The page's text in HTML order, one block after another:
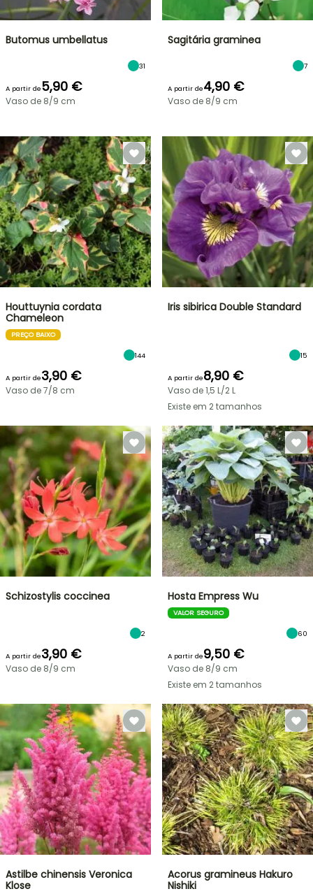
Butomus umbellatus
31
A partir de5,90 €
Vaso de 8/9 cm
Sagitária graminea
7
A partir de4,90 €
Vaso de 8/9 cm
Houttuynia cordata
Chameleon
PREÇO BAIXO
144
A partir de3,90 €
Vaso de 7/8 cm
Iris sibirica Double Standard
15
A partir de8,90 €
Vaso de 1,5 L/2 L
Existe em 2 tamanhos
Schizostylis coccinea
2
A partir de3,90 €
Vaso de 8/9 cm
Hosta Empress Wu
VALOR SEGURO
60
A partir de9,50 €
Vaso de 8/9 cm
Existe em 2 tamanhos
Astilbe chinensis Veronica
Klose
Acorus gramineus Hakuro
Nishiki